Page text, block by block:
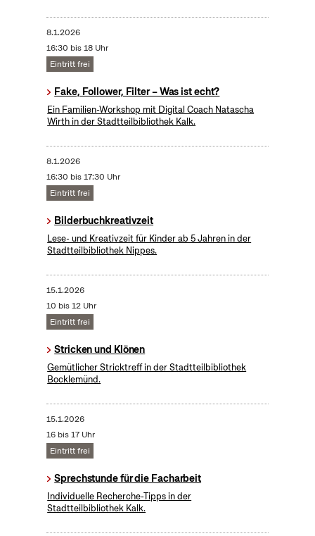
8.1.2026
16:30 bis 18 Uhr
Eintritt frei
Fake, Follower, Filter – Was ist echt?
Ein Familien-Workshop mit Digital Coach Natascha
Wirth in der Stadtteilbibliothek Kalk.
8.1.2026
16:30 bis 17:30 Uhr
Eintritt frei
Bilderbuchkreativzeit
Lese- und Kreativzeit für Kinder ab 5 Jahren in der
Stadtteilbibliothek Nippes.
15.1.2026
10 bis 12 Uhr
Eintritt frei
Stricken und Klönen
Gemütlicher Stricktreff in der Stadtteilbibliothek
Bocklemünd.
15.1.2026
16 bis 17 Uhr
Eintritt frei
Sprechstunde für die Facharbeit
Individuelle Recherche-Tipps in der
Stadtteilbibliothek Kalk.